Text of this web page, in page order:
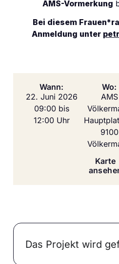
AMS-Vormerkung
Bei diesem
Anmeldung unter
Wann:
22. Juni 2026
09:00 bis
12:00 Uhr
Wo:
AMS
9100
Karte
Das Projekt wird